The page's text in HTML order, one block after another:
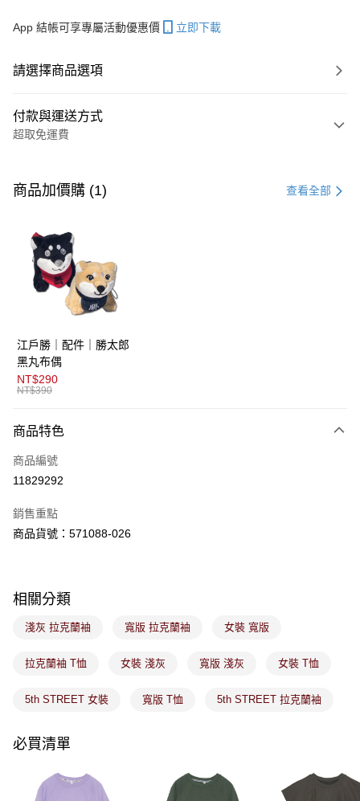
App 結帳可享專屬活動優惠價 立即下載
請選擇商品選項
付款與運送方式
超取免運費
信用卡一次付款
LINE Pay
AFTEE先享後付
【關於「AFTEE先享後付」】
便利好安心！
１．簡單：不需註冊會員、不需綁卡、不需儲值。
２．便利：只要手機號碼，簡訊認證，即可結帳。
３．安心：先確認商品／服務後，再付款。
１．於結帳方式選擇「AFTEE先享後付」後，將跳轉至「AFTEE先享後付」
２．訂單成立數日內，您將收到繳費通知簡訊。
３．收到繳費通知簡訊後14天內，點擊此簡訊中的連結，可透過四大超商／
購買商品的店家。未經商家同意取消之訂單仍視為有效，需透過AFTEE先享
後付繳納相關費用。
【注意事項】
易，需依本服務之必要範圍內提供個人資料，並將交易相關給付款項請求債
２．關於個人資料處理事宜，請瀏覽以下網址：
「AFTEE先享後付」，若未經同意申辦者引起之損失，本公司不負相關責
４．使用「AFTEE先享後付」時，將依據個別帳號之用戶狀況，依本公司即
時審查核予不同之上限額度；若仍有額度不足之情形，本公司將視審查結果
５．嚴禁一人註冊多個帳號或使用他人資訊註冊。若發現惡意使用之情形，
恩沛科技股份有限公司將有權停止該用戶之使用額度並採取法律行動。
運送方式
全家取貨付款
免運費
免運費
7-11取貨付款
免運費
免運費
宅配
付款後門市取貨
商品加價購 (1) 查看全部
江戶勝｜配件｜勝太郎
黑丸布偶
NT$290
NT$390
商品特色
商品編號
11829292
銷售重點
商品貨號：571088-026
相關分類
淺灰 拉克蘭袖 寬版 拉克蘭袖 女裝 寬版
拉克蘭袖 T恤 女裝 淺灰 寬版 淺灰 女裝 T恤
5th STREET 女裝 寬版 T恤 5th STREET 拉克蘭袖
必買清單